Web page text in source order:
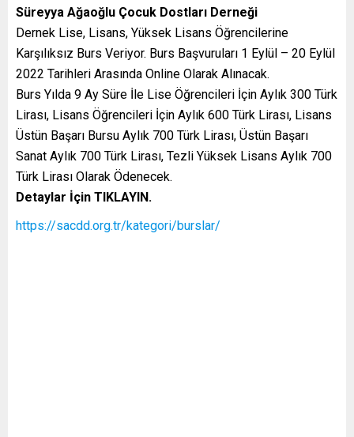
Süreyya Ağaoğlu Çocuk Dostları Derneği
Dernek Lise, Lisans, Yüksek Lisans Öğrencilerine
Karşılıksız Burs Veriyor. Burs Başvuruları 1 Eylül – 20 Eylül
2022 Tarihleri Arasında Online Olarak Alınacak.
Burs Yılda 9 Ay Süre İle Lise Öğrencileri İçin Aylık 300 Türk
Lirası, Lisans Öğrencileri İçin Aylık 600 Türk Lirası, Lisans
Üstün Başarı Bursu Aylık 700 Türk Lirası, Üstün Başarı
Sanat Aylık 700 Türk Lirası, Tezli Yüksek Lisans Aylık 700
Türk Lirası Olarak Ödenecek.
Detaylar İçin TIKLAYIN.
https://sacdd.org.tr/kategori/burslar/